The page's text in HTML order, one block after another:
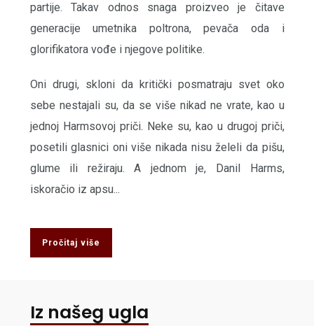
partije. Takav odnos snaga proizveo je čitave
generacije umetnika poltrona, pevača oda i
glorifikatora vođe i njegove politike.
Oni drugi, skloni da kritički posmatraju svet oko
sebe nestajali su, da se više nikad ne vrate, kao u
jednoj Harmsovoj priči. Neke su, kao u drugoj priči,
posetili glasnici oni više nikada nisu želeli da pišu,
glume ili režiraju. A jednom je, Danil Harms,
iskoračio iz apsu...
Pročitaj više
Iz našeg ugla